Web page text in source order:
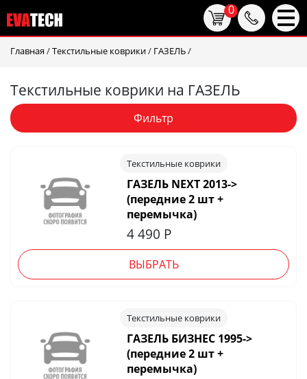
Главная /Текстильные коврики/ ГАЗЕЛЬ/
Текстильные коврики на ГАЗЕЛЬ
Фильтр
Текстильные коврики
ГАЗЕЛЬ NEXT 2013->
(передние 2 шт +
перемычка)
4 490 Р
ВЫБРАТЬ
Текстильные коврики
ГАЗЕЛЬ БИЗНЕС 1995->
(передние 2 шт +
перемычка)
0